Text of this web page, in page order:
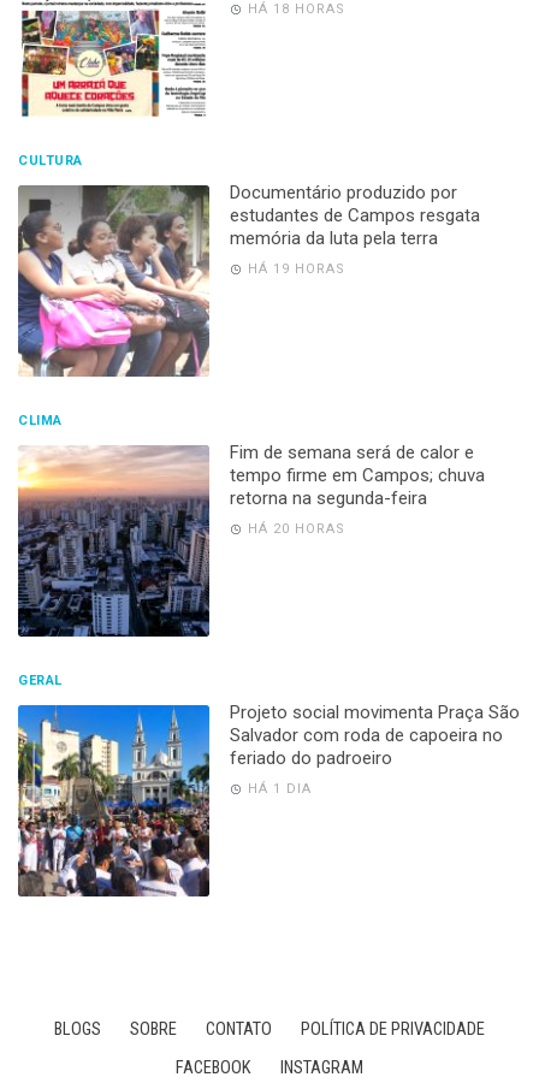
HÁ 18 HORAS
CULTURA
Documentário produzido por
estudantes de Campos resgata
memória da luta pela terra
HÁ 19 HORAS
CLIMA
Fim de semana será de calor e
tempo firme em Campos; chuva
retorna na segunda-feira
HÁ 20 HORAS
GERAL
Projeto social movimenta Praça São
Salvador com roda de capoeira no
feriado do padroeiro
HÁ 1 DIA
BLOGS SOBRE CONTATO
POLÍTICA DE PRIVACIDADE
FACEBOOK
INSTAGRAM